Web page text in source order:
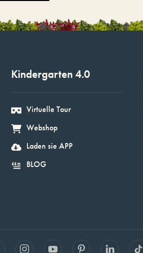
Kindergarten 4.0
Virtuelle Tour
Webshop
Laden sie APP
BLOG